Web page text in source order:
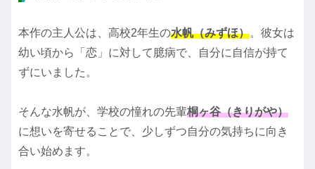
本作の主人公は、高校2年生の水帆（みずほ）。彼女は
幼い頃から「恋」に対して臆病で、自分に自信が持て
ずにいました。
そんな水帆が、学校の憧れの先輩桐ヶ谷（きりがや）
に想いを寄せることで、少しずつ自分の気持ちに向き
合い始めます。